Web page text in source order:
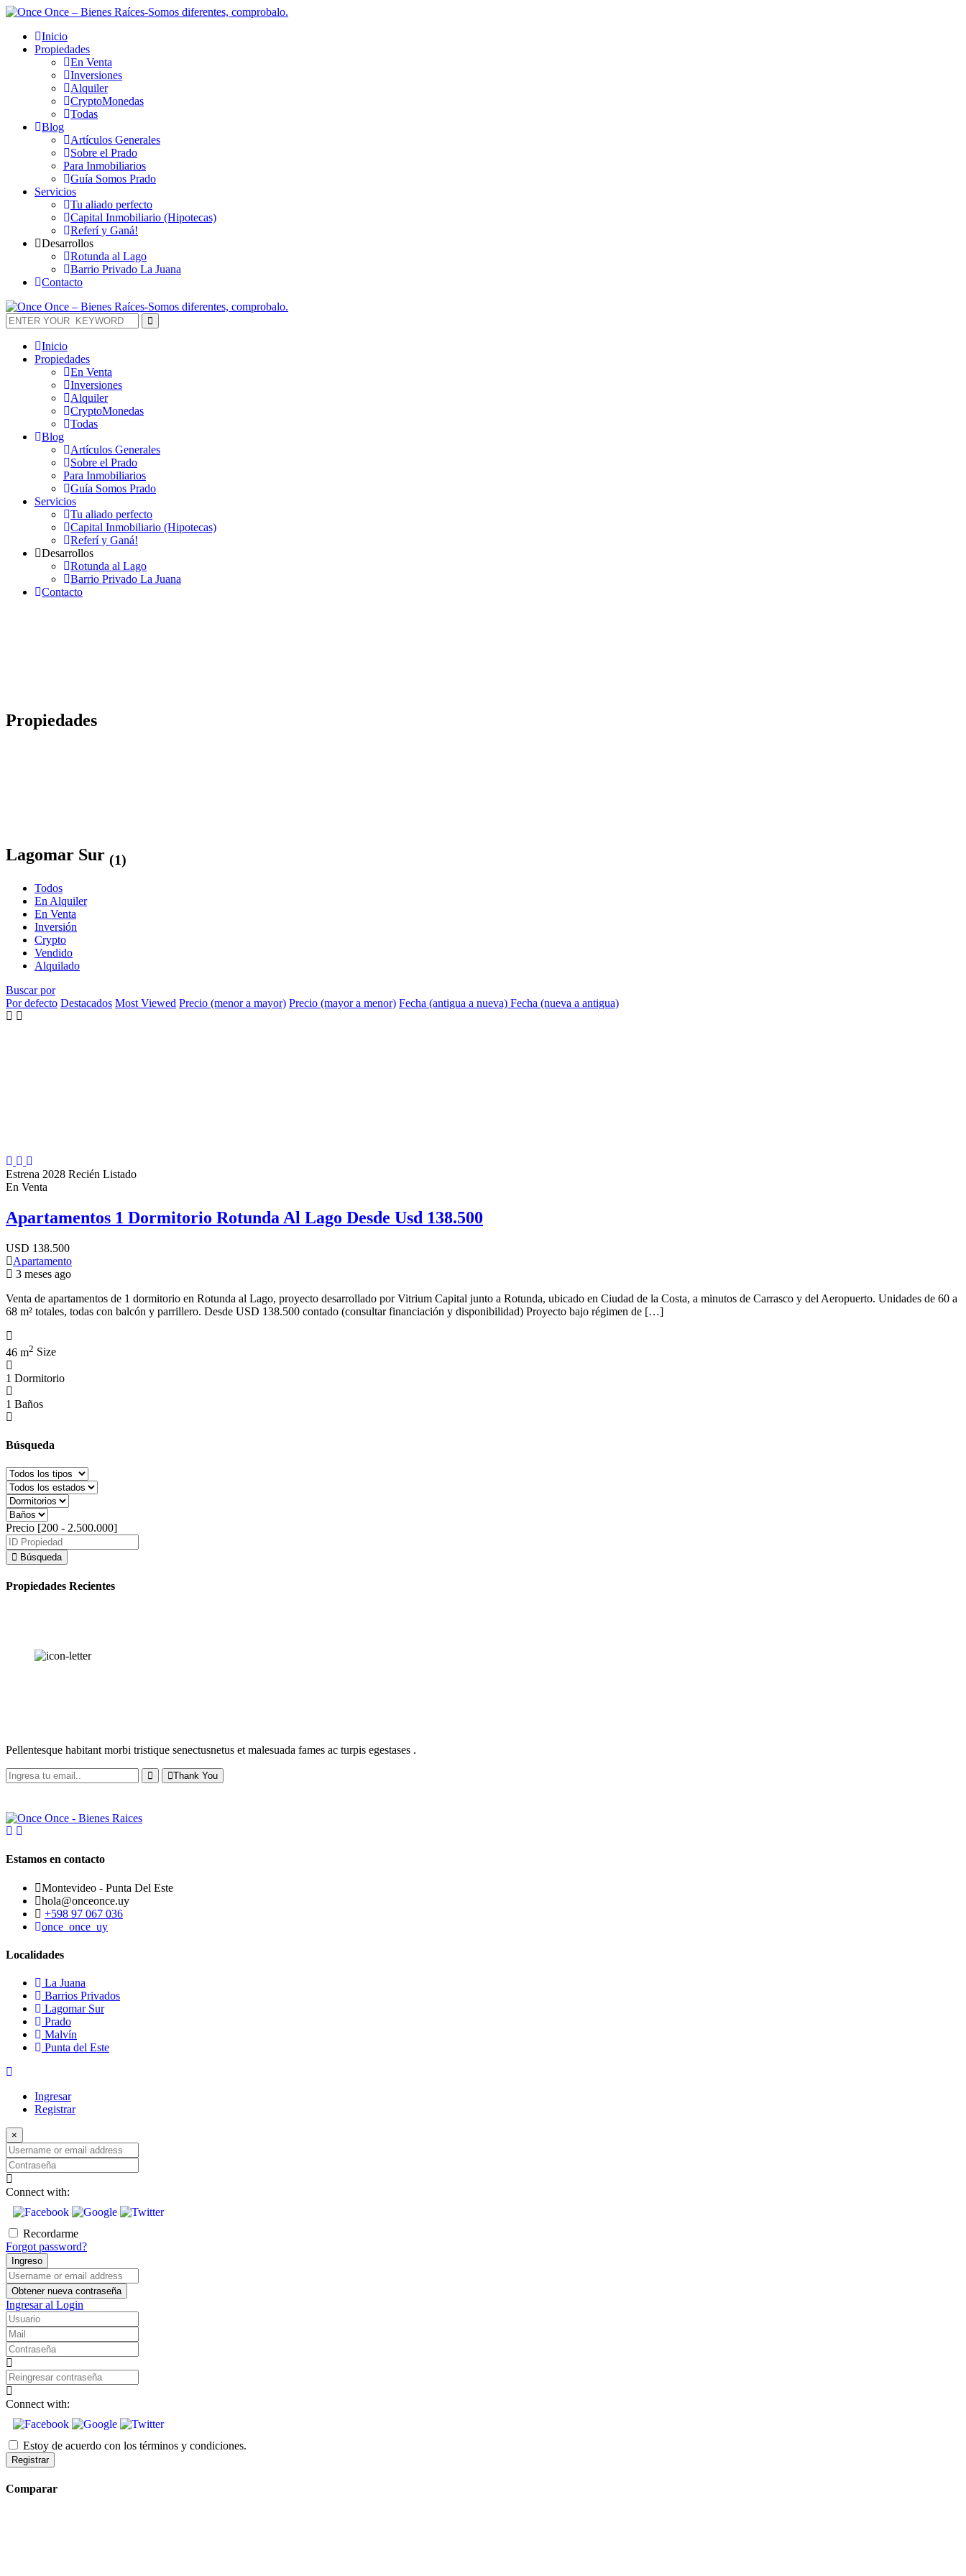
Inicio
Propiedades
En Venta
Inversiones
Alquiler
CryptoMonedas
Todas
Blog
Artículos Generales
Sobre el Prado
Para Inmobiliarios
Guía Somos Prado
Servicios
Tu aliado perfecto
Capital Inmobiliario (Hipotecas)
Referí y Ganá!
Desarrollos
Rotunda al Lago
Barrio Privado La Juana
Contacto
Inicio
Propiedades
En Venta
Inversiones
Alquiler
CryptoMonedas
Todas
Blog
Artículos Generales
Sobre el Prado
Para Inmobiliarios
Guía Somos Prado
Servicios
Tu aliado perfecto
Capital Inmobiliario (Hipotecas)
Referí y Ganá!
Desarrollos
Rotunda al Lago
Barrio Privado La Juana
Contacto
Propiedades
Lagomar Sur (1)
Todos
En Alquiler
En Venta
Inversión
Crypto
Vendido
Alquilado
Buscar por
Por defecto Destacados Most Viewed Precio (menor a mayor) Precio (mayor a menor) Fecha (antigua a nueva) Fecha (nueva a antigua)
Estrena 2028 Recién Listado
En Venta
Apartamentos 1 Dormitorio Rotunda Al Lago Desde Usd 138.500
USD 138.500
Apartamento
3 meses ago
Venta de apartamentos de 1 dormitorio en Rotunda al Lago, proyecto desarrollado por Vitrium Capital junto a Rotunda, ubicado en Ciudad de la Costa, a minutos de Carrasco y del Aeropuerto. Unidades de 60 a
68 m² totales, todas con balcón y parrillero. Desde USD 138.500 contado (consultar financiación y disponibilidad) Proyecto bajo régimen de […]
46 m2 Size
1 Dormitorio
1 Baños
Búsqueda
Precio [200 - 2.500.000]
Búsqueda
Propiedades Recientes
Pellentesque habitant morbi tristique senectusnetus et malesuada fames ac turpis egestases .
Thank You
Estamos en contacto
Montevideo - Punta Del Este
hola@onceonce.uy
+598 97 067 036
once_once_uy
Localidades
La Juana
Barrios Privados
Lagomar Sur
Prado
Malvín
Punta del Este
Ingresar
Registrar
×
Username
or
email
address
Contraseña
Connect with:
Recordarme
Forgot password?
Ingreso
Username
or
email
address
Obtener nueva contraseña
Ingresar al Login
Usuario
Mail
Contraseña
Reingresar
contraseña
Connect with:
Estoy de acuerdo con los términos y condiciones.
Registrar
Comparar